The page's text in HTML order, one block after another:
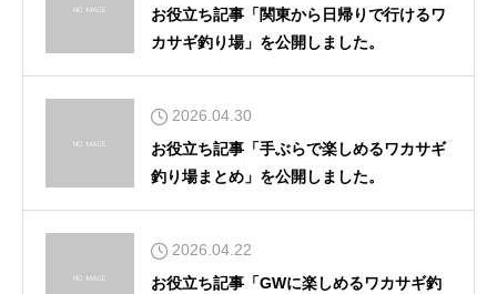
お役立ち記事「関東から日帰りで行けるワ
カサギ釣り場」を公開しました。
2026.04.30
お役立ち記事「手ぶらで楽しめるワカサギ
釣り場まとめ」を公開しました。
2026.04.22
お役立ち記事「GWに楽しめるワカサギ釣